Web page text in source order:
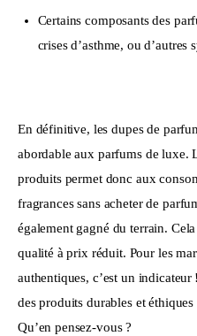
Certains composants des
crises d’asthme, ou d’autres
En définitive, les dupes de
abordable aux parfums de luxe.
produits permet donc aux
fragrances sans acheter de
également gagné du terrain.
qualité à prix réduit. Pour les
authentiques, c’est un
des produits durables et
Qu’en pensez-vous ?